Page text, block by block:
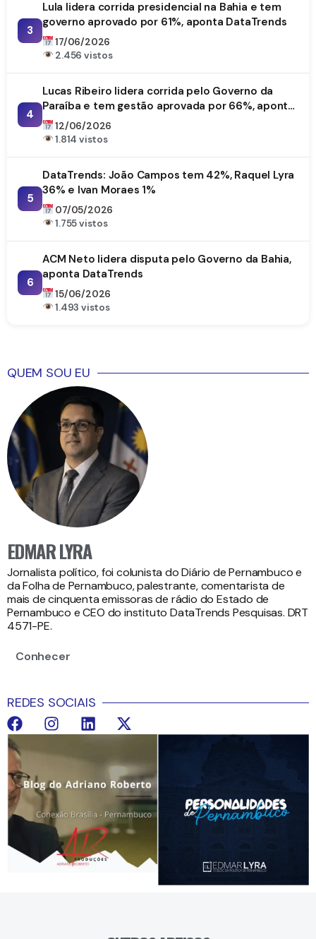
3
Lula lidera corrida presidencial na Bahia e tem
governo aprovado por 61%, aponta DataTrends
17/06/2026
2.456 vistos
4
Lucas Ribeiro lidera corrida pelo Governo da
Paraíba e tem gestão aprovada por 66%, aponta
DataTrends
12/06/2026
1.814 vistos
5
DataTrends: João Campos tem 42%, Raquel Lyra
36% e Ivan Moraes 1%
07/05/2026
1.755 vistos
6
ACM Neto lidera disputa pelo Governo da Bahia,
aponta DataTrends
15/06/2026
1.493 vistos
QUEM SOU EU
EDMAR LYRA
Jornalista político, foi colunista do Diário de Pernambuco e
da Folha de Pernambuco, palestrante, comentarista de
mais de cinquenta emissoras de rádio do Estado de
Pernambuco e CEO do instituto DataTrends Pesquisas. DRT
4571-PE.
Conhecer
REDES SOCIAIS